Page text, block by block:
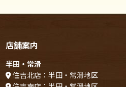
店舗案内
半田・常滑
住吉北店：半田・常滑地区